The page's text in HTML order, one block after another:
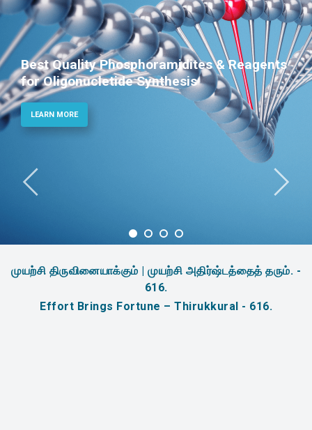
Phosphoramidites for Diagnostic and
Therapeutic Applications
LEARN MORE
முயற்சி திருவினையாக்கும் | முயற்சி அதிர்ஷ்டத்தைத் தரும். -
616.
Effort Brings Fortune – Thirukkural - 616.